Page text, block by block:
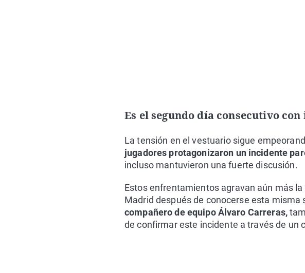
Es el segundo día consecutivo
La tensión en el vestuario sigue
jugadores protagonizaron un incidente
incluso mantuvieron una fuerte discusión.
Estos enfrentamientos agravan aún más
Madrid después de conocerse esta misma
compañero de equipo Álvaro Carreras,
de confirmar este incidente a través de un